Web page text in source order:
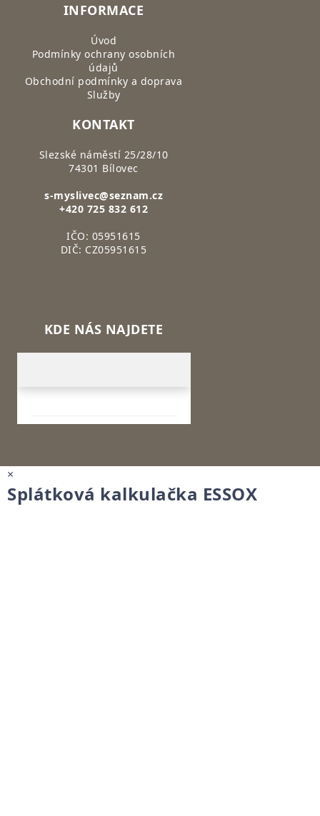
INFORMACE
Úvod
Podmínky ochrany osobních
údajů
Obchodní podmínky a doprava
Služby
KONTAKT
Slezské náměstí 25/28/10
74301 Bílovec
s-myslivec@seznam.cz
+420 725 832 612
IČO: 05951615
DIČ: CZ05951615
KDE NÁS NAJDETE
×
Splátková kalkulačka ESSOX